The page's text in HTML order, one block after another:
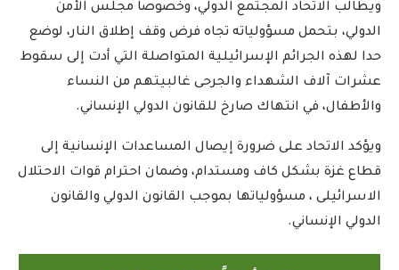
ويطالب الاتحاد المجتمع الدولي، وخصوصا مجلس الأمن
الدولي، بتحمل مسؤولياته تجاه فرض وقف إطلاق النار، لوضع
حدا لهذه الجرائم الإسرائيلية المتواصلة التي أدت إلى سقوط
عشرات آلاف الشهداء والجرحى غالبيتهم من النساء
والأطفال، في انتهاك صارخ للقانون الدولي الإنساني.
ويؤكد الاتحاد على ضرورة إيصال المساعدات الإنسانية إلى
قطاع غزة بشكل كاف ومستدام، وضمان احترام قوات الاحتلال
الاسرائيلى ، مسؤولياتها بموجب القانون الدولي والقانون
الدولي الإنساني.